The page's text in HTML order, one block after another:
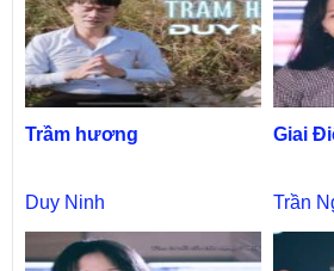
Trầm hương
Duy Ninh
Giai
Trần